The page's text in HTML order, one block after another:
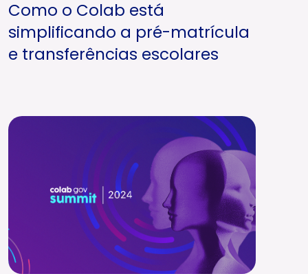
Como o Colab está
simplificando a pré-matrícula
e transferências escolares